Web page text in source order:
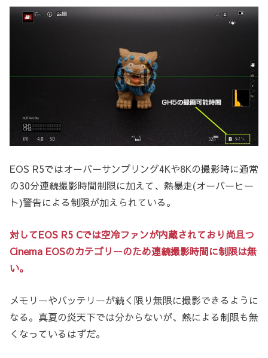
EOS R5ではオーバーサンプリング4Kや8Kの撮影時に通常
の30分連続撮影時間制限に加えて、熱暴走(オーバーヒー
ト)警告による制限が加えられている。
対してEOS R5 Cでは空冷ファンが内蔵されており尚且つ
Cinema EOSのカテゴリーのため連続撮影時間に制限は無
い。
メモリーやバッテリーが続く限り無限に撮影できるように
なる。真夏の炎天下では分からないが、熱による制限も無
くなっているはずだ。